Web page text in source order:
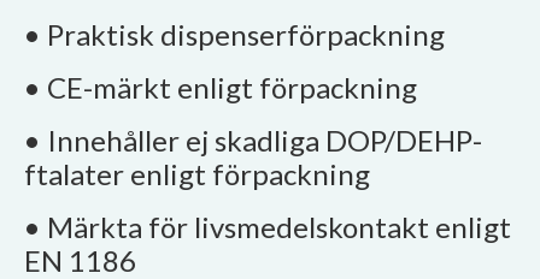
• Praktisk dispenserförpackning
• CE-märkt enligt förpackning
• Innehåller ej skadliga DOP/DEHP-
ftalater enligt förpackning
• Märkta för livsmedelskontakt enligt
EN 1186